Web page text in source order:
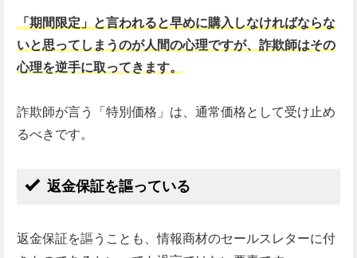
「期間限定」と言われると早めに購入しなければならな
いと思ってしまうのが人間の心理ですが、詐欺師はその
心理を逆手に取ってきます。
詐欺師が言う「特別価格」は、通常価格として受け止め
るべきです。
返金保証を謳っている
返金保証を謳うことも、情報商材のセールスレターに付